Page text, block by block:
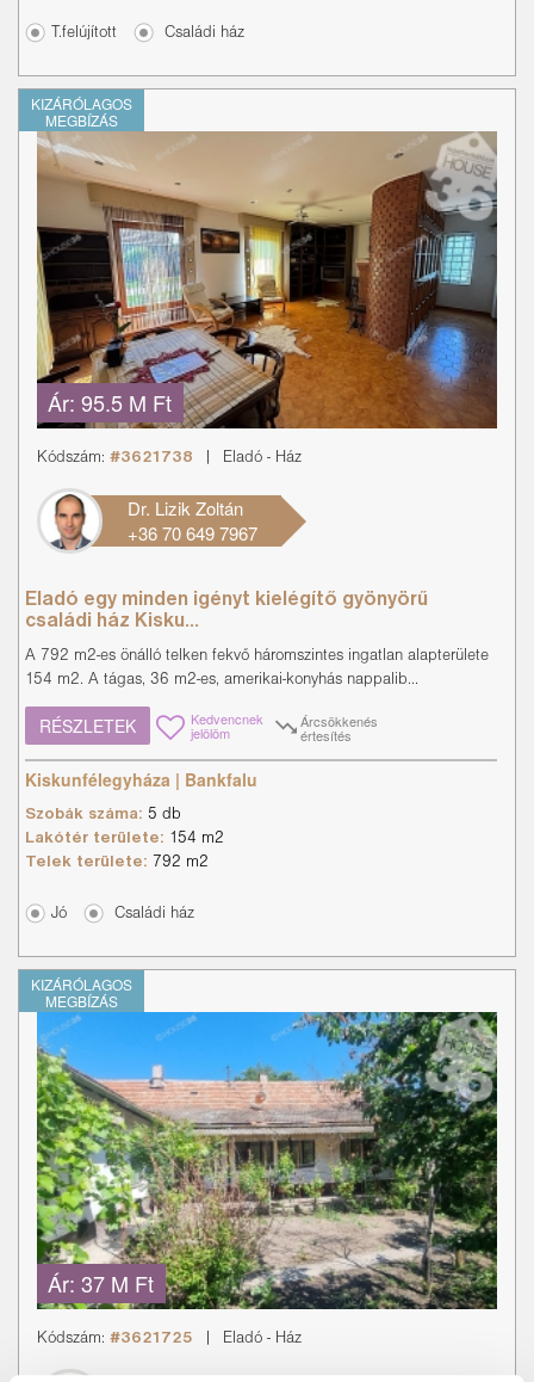
T.felújított Családi ház
KIZÁRÓLAGOS
MEGBÍZÁS
Ár: 95.5 M Ft
Kódszám: #3621738 Eladó - Ház
Dr. Lizik Zoltán
+36 70 649 7967
Eladó egy minden igényt kielégítő gyönyörű
családi ház Kisku...
A 792 m2-es önálló telken fekvő háromszintes ingatlan alapterülete
154 m2. A tágas, 36 m2-es, amerikai-konyhás nappalib...
RÉSZLETEK Kedvencnek
jelölöm
Árcsökkenés
értesítés
Kiskunfélegyháza | Bankfalu
Szobák száma: 5 db
Lakótér területe: 154 m2
Telek területe:
792 m2
Jó Családi ház
KIZÁRÓLAGOS
MEGBÍZÁS
Ár: 37 M Ft
Kódszám: #3621725 Eladó - Ház